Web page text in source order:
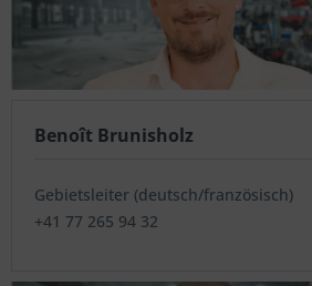
Benoît Brunisholz
Gebietsleiter (deutsch/französisch)
+41 77 265 94 32